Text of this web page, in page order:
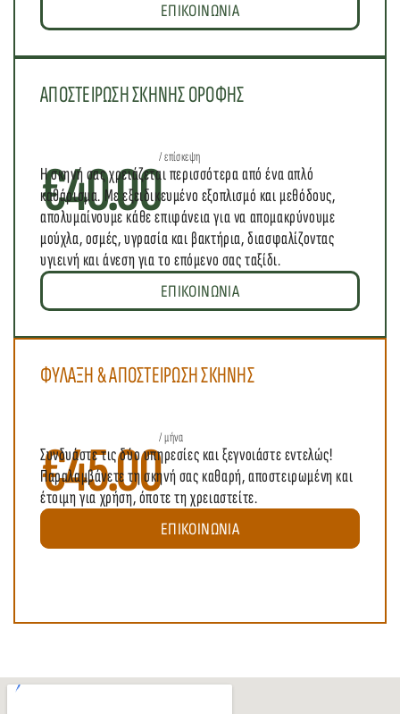
ΕΠΙΚΟΙΝΩΝΙΑ
ΑΠΟΣΤΕΙΡΩΣΗ ΣΚΗΝΗΣ ΟΡΟΦΗΣ
€40.00/ επίσκεψη
Η σκηνή σας χρειάζεται περισσότερα από ένα απλό
καθάρισμα. Με εξειδικευμένο εξοπλισμό και μεθόδους,
απολυμαίνουμε κάθε επιφάνεια για να απομακρύνουμε
μούχλα, οσμές, υγρασία και βακτήρια, διασφαλίζοντας
υγιεινή και άνεση για το επόμενο σας ταξίδι.
ΕΠΙΚΟΙΝΩΝΙΑ
ΦΥΛΑΞΗ & ΑΠΟΣΤΕΙΡΩΣΗ ΣΚΗΝΗΣ
€45.00/ μήνα
Συνδυάστε τις δύο υπηρεσίες και ξεγνοιάστε εντελώς!
Παραλαμβάνετε τη σκηνή σας καθαρή, αποστειρωμένη και
έτοιμη για χρήση, όποτε τη χρειαστείτε.
ΕΠΙΚΟΙΝΩΝΙΑ